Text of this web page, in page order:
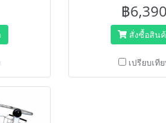
ร่ม เพื่อ
งน้ำจาก
ายได้
เข็น ช่วยประหยัดพื้น
แนวนอนทำให้สิ่งของไ
พักรถเข็น | ปูพื้นด้วยพ
สวยงาม | ลูกล้อกันสะ
เข็นง่าย
฿6,390
สั่งซื้อสิน
เปรียบเที